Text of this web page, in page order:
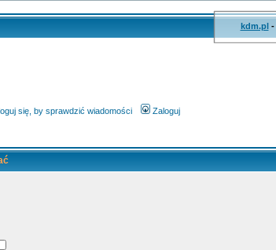
kdm.pl-
się, by sprawdzić wiadomości Zaloguj